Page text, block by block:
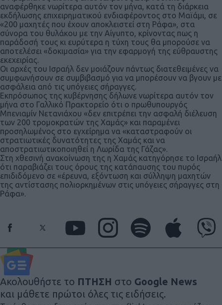
αναφέρθηκε νωρίτερα αυτόν τον μήνα, κατά τη διάρκεια
εκδήλωσης επιχειρηματικού ενδιαφέροντος στο Μαϊάμι, σε
«200 μαχητές που έχουν αποκλειστεί στη Ράφα», στα
σύνορα του θυλάκου με την Αίγυπτο, κρίνοντας πως η
παράδοσή τους κι ευρύτερα η τύχη τους θα μπορούσε να
αποτελέσει «δοκιμασία» για την εφαρμογή της εύθραυστης
εκεχειρίας.
Οι αρχές του Ισραήλ δεν μοιάζουν πάντως διατεθειμένες να
συμφωνήσουν σε συμβιβασμό για να μπορέσουν να βγουν με
ασφάλεια από τις υπόγειες σήραγγες.
Εκπρόσωπος της κυβέρνησης δήλωνε νωρίτερα αυτόν τον
μήνα στο Γαλλικό Πρακτορείο ότι ο πρωθυπουργός
Μπενιαμίν Νετανιάχου «δεν επιτρέπει την ασφαλή διέλευση
των 200 τρομοκρατών της Χαμάς» και παραμένει
προσηλωμένος στο εγχείρημα να «καταστραφούν οι
στρατιωτικές δυνατότητες της Χαμάς και να
αποστρατιωτικοποιηθεί η Λωρίδα της Γάζας».
Στη χθεσινή ανακοίνωση της η Χαμάς κατηγόρησε το Ισραήλ
ότι παραβιάζει τους όρους της κατάπαυσης του πυρός
επιδιδόμενο σε «έρευνα, εξόντωση και σύλληψη μαχητών
της αντίστασης πολιορκημένων στις υπόγειες σήραγγες στη
Ράφα».
Ακολουθήστε το ΠΤΗΣΗ στο Google News
και μάθετε πρώτοι όλες τις ειδήσεις.